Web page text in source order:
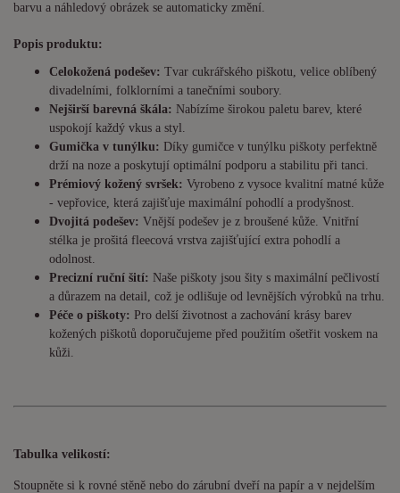
barvu a náhledový obrázek se automaticky změní.
Popis produktu:
Celokožená podešev: Tvar cukrářského piškotu, velice oblíbený
divadelními, folklorními a tanečními soubory.
Nejširší barevná škála: Nabízíme širokou paletu barev, které
uspokojí každý vkus a styl.
Gumička v tunýlku: Díky gumičce v tunýlku piškoty perfektně
drží na noze a poskytují optimální podporu a stabilitu při tanci.
Prémiový kožený svršek: Vyrobeno z vysoce kvalitní matné kůže
- vepřovice, která zajišťuje maximální pohodlí a prodyšnost.
Dvojitá podešev: Vnější podešev je z broušené kůže. Vnitřní
stélka je prošitá fleecová vrstva zajišťující extra pohodlí a
odolnost.
Precizní ruční šití: Naše piškoty jsou šity s maximální pečlivostí
a důrazem na detail, což je odlišuje od levnějších výrobků na trhu.
Péče o piškoty: Pro delší životnost a zachování krásy barev
kožených piškotů doporučujeme před použitím ošetřit voskem na
kůži.
Tabulka velikostí:
Stoupněte si k rovné stěně nebo do zárubní dveří na papír a v nejdelším